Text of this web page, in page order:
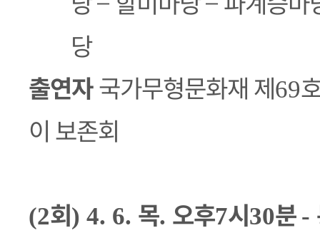
당
출연자국가무형문화재 제69
이 보존회
(2회) 4. 6. 목. 오후7시30분 -